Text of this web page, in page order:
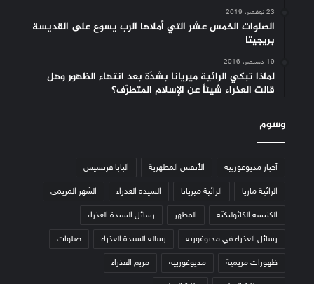
23 نوفمبر، 2019
الصلوات الخمس عشر التي أملاها الرب يسوع على القديسة
بريجيتا
19 ديسمبر، 2016
لماذا تبكي الرائية ميريانا بشدّة بعد انتهاء الظهور وهل
قالت العذراء شيئاً عن الإسلام المتطرّف؟
وسوم
أخبار مديوغورييه الأنفس المطهرية البابا فرنسيس
الرائية ماريا الرائية ميريانا السيدة العذراء الشهر المريمي
الكنيسة الكاثوليكيّة المطهر رسائل السيدة العذراء
رسائل العذراء في مديوغوريه رسالة السيدة العذراء صلوات
ظهورات مريمية مديوغورييه مريم العذراء